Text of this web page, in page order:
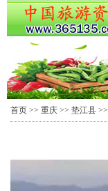
首页 >> 重庆 >> 垫江县 >>